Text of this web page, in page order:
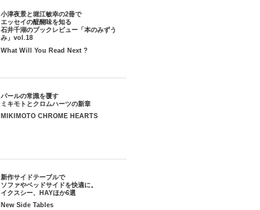
小津夜景と堀江敏幸の2冊で
エッセイの醍醐味を知る
石井千湖のブックレビュー「本のみずう
み」vol.18
What Will You Read Next ?
パールの常識を覆す
ミキモトとクロムハーツの新章
MIKIMOTO CHROME HEARTS
新作サイドテーブルで
ソファやベッドサイドを快適に。
イクスシー、HAYほか6選
New Side Tables